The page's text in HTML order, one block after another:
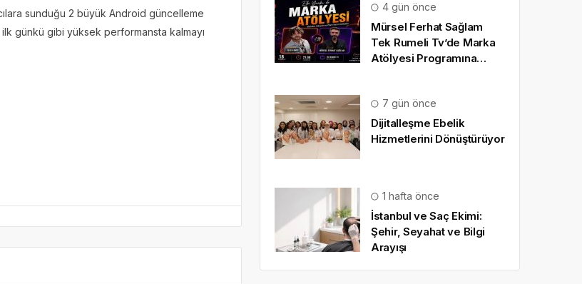
sunduğu 2 büyük Android güncelleme
günkü gibi yüksek performansta kalmayı
4 gün önce
Mürsel Ferhat Sağlam
Tek Rumeli Tv’de Marka
Atölyesi Programına
7 gün önce
Dijitalleşme Ebelik
Hizmetlerini Dönüştürüyor
1 hafta önce
İstanbul ve Saç Ekimi:
Şehir, Seyahat ve Bilgi
Arayışı